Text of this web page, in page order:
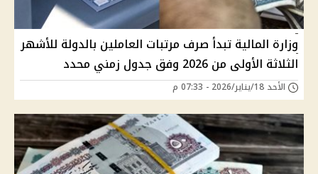
وزارة المالية تبدأ صرف مرتبات العاملين بالدولة للأشهر
الثلاثة الأولى من 2026 وفق جدول زمني محدد
الأحد 18/يناير/2026 - 07:33 م